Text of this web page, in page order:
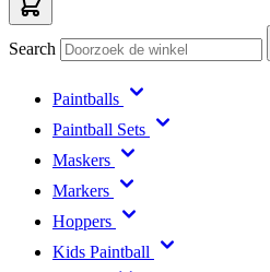
Search
Paintball Sets
Maskers
Markers
Hoppers
Kids Paintball
Kleding